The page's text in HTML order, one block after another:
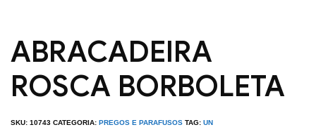
ABRACADEIRA
ROSCA BORBOLETA
SKU: 10743 CATEGORIA: PREGOS E PARAFUSOS TAG: UN